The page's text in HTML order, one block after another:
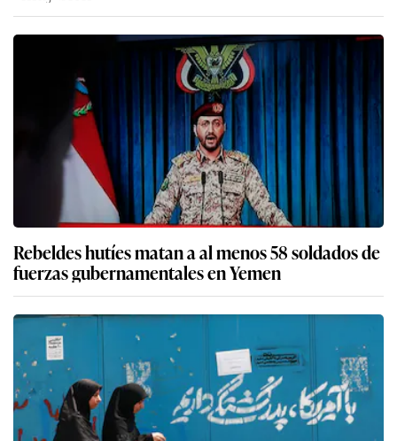
Rebeldes hutíes matan a al menos 58 soldados de
fuerzas gubernamentales en Yemen